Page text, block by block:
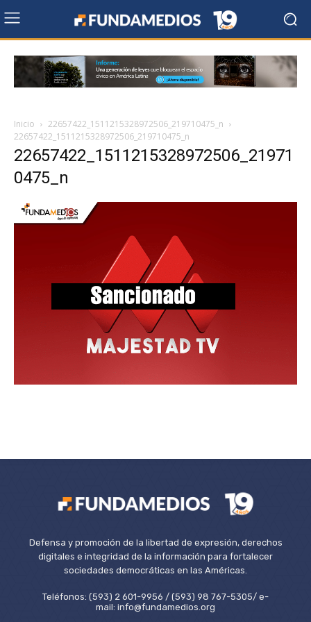
Inicio
22657422_1511215328972506_219710475_n
22657422_1511215328972506_219710475_n
22657422_1511215328972506_21971
0475_n
Defensa y promoción de la libertad de expresión, derechos
digitales e integridad de la información para fortalecer
sociedades democráticas en las Américas.
Teléfonos: (593) 2 601-9956 / (593) 98 767-5305/ e-
mail: info@fundamedios.org